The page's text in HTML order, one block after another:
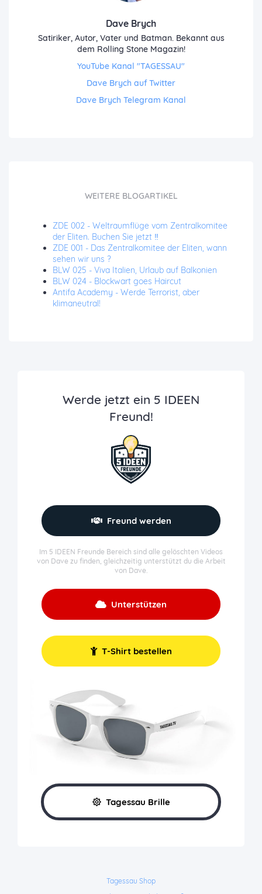
Dave Brych
Satiriker, Autor, Vater und Batman. Bekannt aus
dem Rolling Stone Magazin!
YouTube Kanal "TAGESSAU"
Dave Brych auf Twitter
Dave Brych Telegram Kanal
WEITERE BLOGARTIKEL
ZDE 002 - Weltraumflüge vom Zentralkomitee
der Eliten. Buchen Sie jetzt ‼️
ZDE 001 - Das Zentralkomitee der Eliten, wann
sehen wir uns ?
BLW 025 - Viva Italien, Urlaub auf Balkonien
BLW 024 - Blockwart goes Haircut
Antifa Academy - Werde Terrorist, aber
klimaneutral!
Werde jetzt ein 5 IDEEN
Freund!
Freund werden
Im 5 IDEEN Freunde Bereich sind alle gelöschten Videos
von Dave zu finden, gleichzeitig unterstützt du die Arbeit
von Dave.
Unterstützen
T-Shirt bestellen
Tagessau Brille
Tagessau Shop